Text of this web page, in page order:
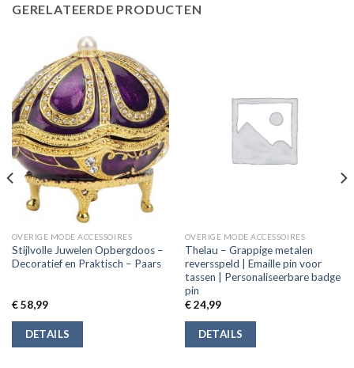
GERELATEERDE PRODUCTEN
OVERIGE MODE ACCESSOIRES
Stijlvolle Juwelen Opbergdoos –
Decoratief en Praktisch – Paars
€58,99
DETAILS
OVERIGE MODE ACCESSOIRES
Thelau – Grappige metalen
reversspeld | Emaille pin voor
tassen | Personaliseerbare badge
pin
€24,99
DETAILS